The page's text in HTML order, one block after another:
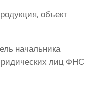
объект
начальника
лиц ФНС